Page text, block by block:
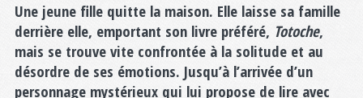
Une jeune fille quitte la maison. Elle laisse sa famille
derrière elle, emportant son livre préféré, Totoche,
mais se trouve vite confrontée à la solitude et au
désordre de ses émotions. Jusqu’à l’arrivée d’un
personnage mystérieux qui lui propose de lire avec